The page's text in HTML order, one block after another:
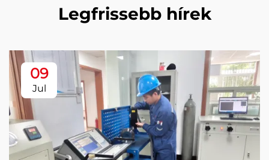
Legfrissebb hírek
09
Jul